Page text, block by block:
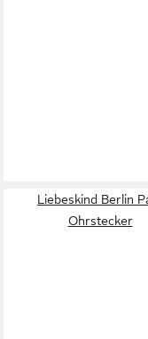
Liebeskind Berlin
Ohrstecker